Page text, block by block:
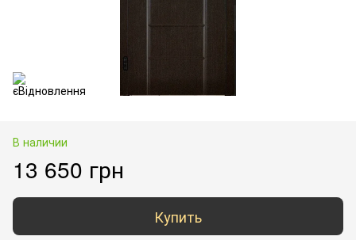
В наличии
13 650 грн
Купить